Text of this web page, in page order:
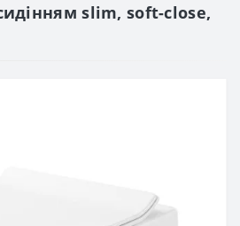
slim, soft-close,